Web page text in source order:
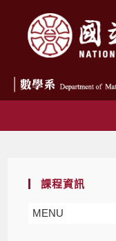
課程資訊
MENU